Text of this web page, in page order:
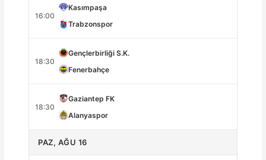
16:00
Kasımpaşa
Trabzonspor
18:30
Gençlerbirliği S.K.
Fenerbahçe
18:30
Gaziantep FK
Alanyaspor
PAZ, AĞU 16